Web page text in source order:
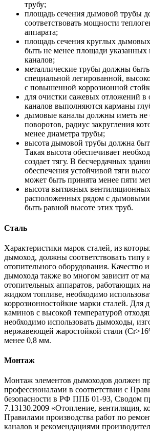
трубу;
площадь сечения дымовой трубы
соответствовать мощности
аппарата;
площадь сечения круглых
быть не менее площади указанных
каналов;
металлические трубы должны
специальной легированной,
с повышенной коррозионной
для очистки сажевых отложений
каналов выполняются карманы
дымовые каналы должны иметь не
поворотов, радиус закругления
менее диаметра трубы;
высота дымовой трубы должна
Такая высота обеспечивает
создает тягу. В бесчердачных
обеспечения устойчивой тяги
может быть принята менее пяти
высота вытяжных
расположенных рядом с
быть равной высоте этих труб.
Сталь
Характеристики марок сталей, из
дымоход, должны соответствовать типу
отопительного оборудования. Качество
дымохода также во многом зависит от
отопительных аппаратов, работающих
жидком топливе, необходимо
коррозионностойкие марки сталей. Для
каминов с высокой температурой
необходимо использовать дымоходы,
нержавеющей жаростойкой стали
менее 0,8 мм.
Монтаж
Монтаж элементов дымоходов должен
профессионалами в соответствии с
безопасности в РФ ППБ 01-93, Сводом
7.13130.2009 «Отопление, вентиляция,
Правилами производства работ по
каналов и рекомендациями